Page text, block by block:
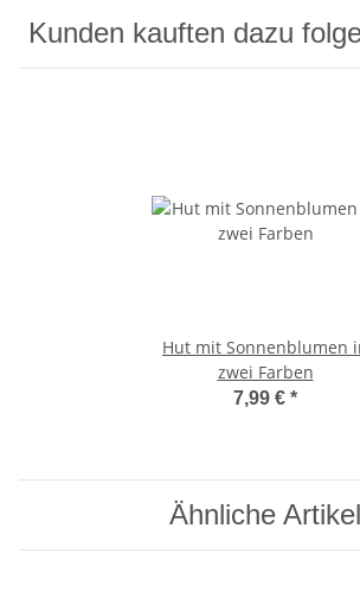
Kunden kauften dazu
Hut mit Sonnenblumen
zwei Farben
7,99 € *
Ähnliche Artikel